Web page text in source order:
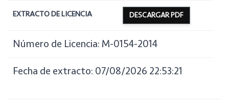
EXTRACTO DE LICENCIA DESCARGAR PDF
Número de Licencia: M-0154-2014
Fecha de extracto: 07/08/2026 22:53:21